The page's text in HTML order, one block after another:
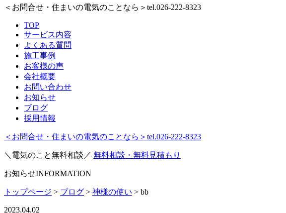
＜お問合せ・住まいの電気のことなら＞ tel.026-222-8323
TOP
サービス内容
よくある質問
施工事例
お客様の声
会社概要
お問い合わせ
お知らせ
ブログ
採用情報
＜お問合せ・住まいの電気のことなら＞ tel.026-222-8323
＼電気のこと無料相談／ 無料相談・無料見積もり
お知らせINFORMATION
トップページ > ブログ > 神様の使い > bb
2023.04.02